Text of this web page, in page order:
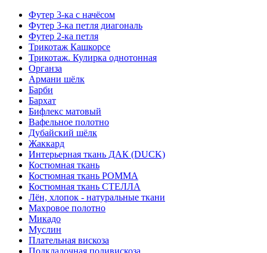
Футер 3-ка с начёсом
Футер 3-ка петля диагональ
Футер 2-ка петля
Трикотаж Кашкорсе
Трикотаж. Кулирка однотонная
Органза
Армани шёлк
Барби
Бархат
Бифлекс матовый
Вафельное полотно
Дубайский шёлк
Жаккард
Интерьерная ткань ДАК (DUCK)
Костюмная ткань
Костюмная ткань РОММА
Костюмная ткань СТЕЛЛА
Лён, хлопок - натуральные ткани
Махровое полотно
Микадо
Муслин
Плательная вискоза
Подкладочная поливискоза